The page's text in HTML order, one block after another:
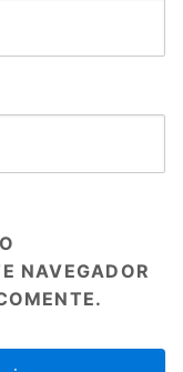
NAVEGADOR